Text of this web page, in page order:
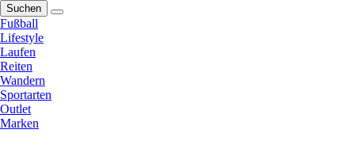
Suchen
Fußball
Lifestyle
Laufen
Reiten
Wandern
Sportarten
Outlet
Marken